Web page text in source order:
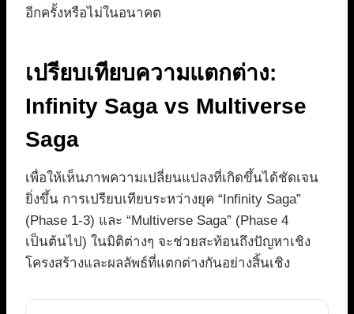
อีกครั้งหรือไม่ในอนาคต
เปรียบเทียบความแตกต่าง:
Infinity Saga vs Multiverse
Saga
เพื่อให้เห็นภาพความเปลี่ยนแปลงที่เกิดขึ้นได้ชัดเจน
ยิ่งขึ้น การเปรียบเทียบระหว่างยุค “Infinity Saga”
(Phase 1-3) และ “Multiverse Saga” (Phase 4
เป็นต้นไป) ในมิติต่างๆ จะช่วยสะท้อนถึงปัญหาเชิง
โครงสร้างและผลลัพธ์ที่แตกต่างกันอย่างสิ้นเชิง